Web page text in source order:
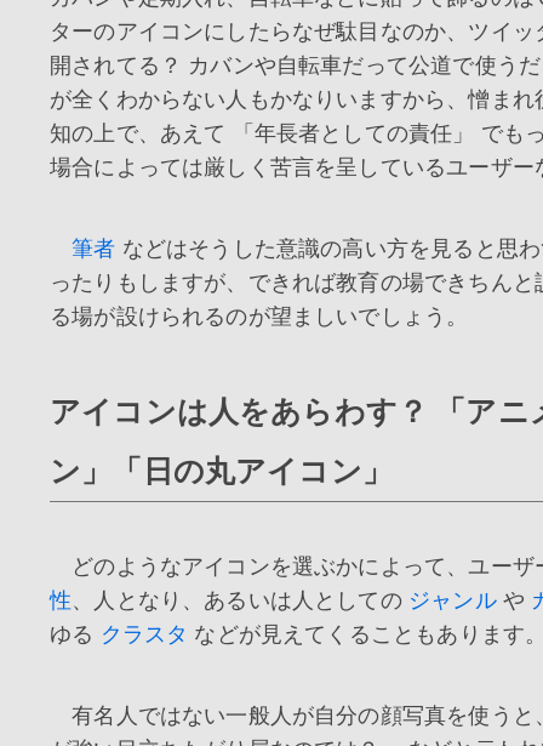
ターのアイコンにしたらなぜ駄目なのか、ツイッ
開されてる？ カバンや自転車だって公道で使う
が全くわからない人もかなりいますから、憎まれ
知の上で、あえて 「年長者としての責任」 でも
場合によっては厳しく苦言を呈しているユーザー
筆者 などはそうした意識の高い方を見ると思
ったりもしますが、できれば教育の場できちんと
る場が設けられるのが望ましいでしょう。
アイコンは人をあらわす？ 「アニ
ン」「日の丸アイコン」
どのようなアイコンを選ぶかによって、ユー
性、人となり、あるいは人としての ジャンルや
ゆる クラスタ などが見えてくることもあります
有名人ではない一般人が自分の顔写真を使うと